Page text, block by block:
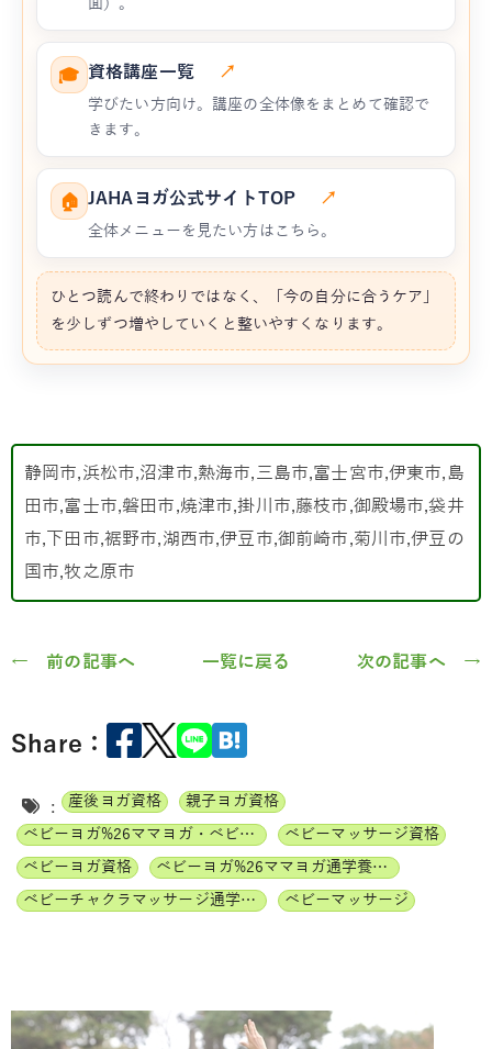
面）。
🎓 資格講座一覧 ↗
学びたい方向け。講座の全体像をまとめて確認で
きます。
🏠 JAHAヨガ公式サイトTOP ↗
全体メニューを見たい方はこちら。
ひとつ読んで終わりではなく、「今の自分に合うケア」
を少しずつ増やしていくと整いやすくなります。
静岡市,浜松市,沼津市,熱海市,三島市,富士宮市,伊東市,島
田市,富士市,磐田市,焼津市,掛川市,藤枝市,御殿場市,袋井
市,下田市,裾野市,湖西市,伊豆市,御前崎市,菊川市,伊豆の
国市,牧之原市
← 前の記事へ 一覧に戻る 次の記事へ →
Share：
: 産後ヨガ資格
親子ヨガ資格
ベビーヨガ%26ママヨガ・ベビーチャクラマッサージ通信講座
ベビーマッサージ資格
ベビーヨガ資格
ベビーヨガ%26ママヨガ通学養成講座
ベビーチャクラマッサージ通学養成講座
ベビーマッサージ